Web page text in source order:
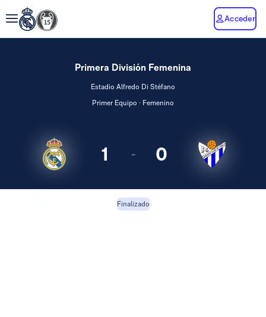
Acceder
Primera División Femenina
Estadio Alfredo Di Stéfano
Primer Equipo · Femenino
1 - 0
Finalizado